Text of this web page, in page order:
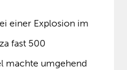
einer Explosion im
fast 500
machte umgehend